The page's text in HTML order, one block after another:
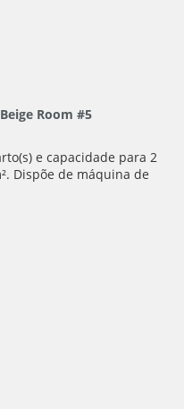
Room #5
e capacidade para 2
Dispõe de máquina de